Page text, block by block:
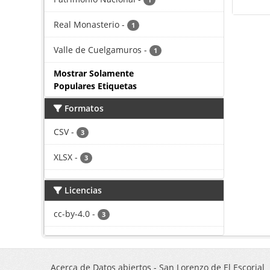
Real Monasterio - 1
Valle de Cuelgamuros - 1
Mostrar Solamente
Populares Etiquetas
Formatos
CSV - 3
XLSX - 3
Licencias
cc-by-4.0 - 3
Acerca de Datos abiertos - San Lorenzo de El Escorial